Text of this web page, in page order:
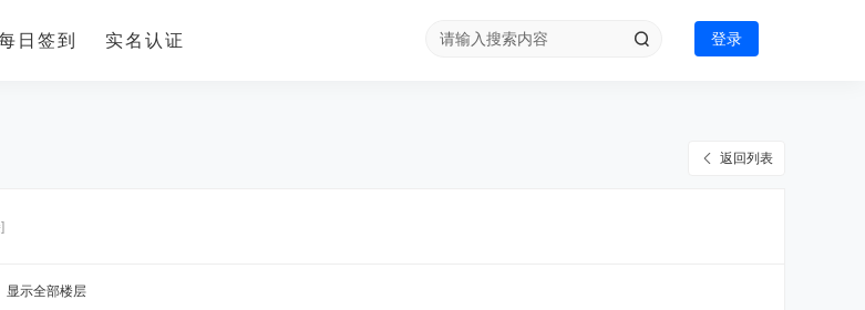
日签到 实名认证 登录
返回列表
显示全部楼层